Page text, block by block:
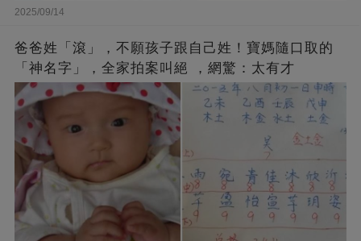
2025/09/14
爸爸姓「滾」，不願孩子跟自己姓！寶媽隨口取的
「神名字」，全家拍案叫絕 ，網驚：太有才